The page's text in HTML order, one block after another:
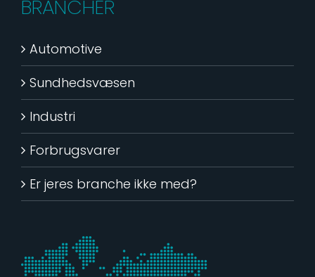
BRANCHER
Automotive
Sundhedsvæsen
Industri
Forbrugsvarer
Er jeres branche ikke med?